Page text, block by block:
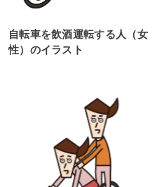
自転車を飲酒運転する人（女
性）のイラスト